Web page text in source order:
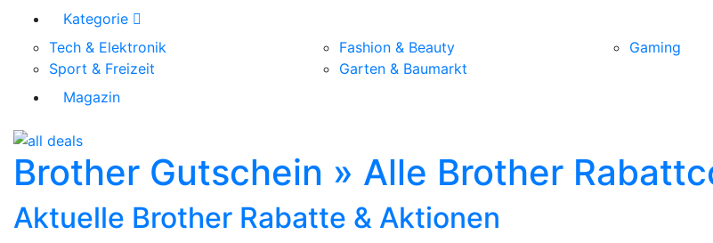
Kategorie
Tech & Elektronik
Fashion & Beauty Gaming
Sport & Freizeit
Garten & Baumarkt
Magazin
Brother Gutschein » Alle Brother
Aktuelle Brother Rabatte & Aktionen